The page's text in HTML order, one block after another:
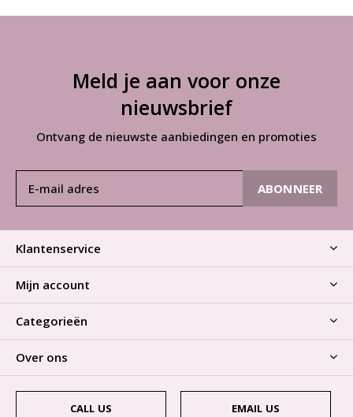
Meld je aan voor onze
nieuwsbrief
Ontvang de nieuwste aanbiedingen en promoties
ABONNEER
Klantenservice
Mijn account
Categorieën
Over ons
CALL US EMAIL US